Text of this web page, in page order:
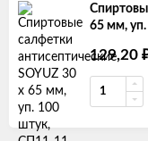
65 мм,
129,20